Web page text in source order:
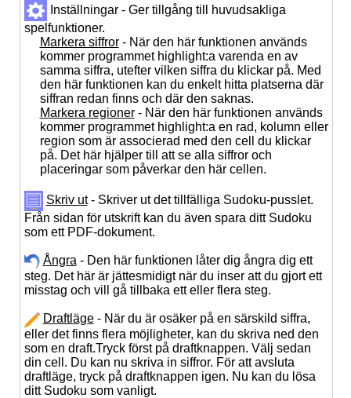
Inställningar - Ger tillgång till huvudsakliga
spelfunktioner.
Markera siffror- När den här funktionen används
kommer programmet highlight:a varenda en av
samma siffra, utefter vilken siffra du klickar på. Med
den här funktionen kan du enkelt hitta platserna där
siffran redan finns och där den saknas.
Markera regioner- När den här funktionen används
kommer programmet highlight:a en rad, kolumn eller
region som är associerad med den cell du klickar
på. Det här hjälper till att se alla siffror och
placeringar som påverkar den här cellen.
Skriv ut- Skriver ut det tillfälliga Sudoku-pusslet.
Från sidan för utskrift kan du även spara ditt Sudoku
som ett PDF-dokument.
Ångra - Den här funktionen låter dig ångra dig ett
steg. Det här är jättesmidigt när du inser att du gjort ett
misstag och vill gå tillbaka ett eller flera steg.
Draftläge- När du är osäker på en särskild siffra,
eller det finns flera möjligheter, kan du skriva ned den
som en draft.Tryck först på draftknappen. Välj sedan
din cell. Du kan nu skriva in siffror. För att avsluta
draftläge, tryck på draftknappen igen. Nu kan du lösa
ditt Sudoku som vanligt.